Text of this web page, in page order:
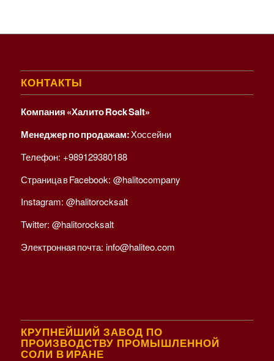
КОНТАКТЫ
Компания «Халито Rock Salt»
Менеджер по продажам:Хоссейни
Телефон: +989129380188
Страница в Facebook: @halitocompany
Instagram: @halitorocksalt
Twitter: @halitorocksalt
Электронная почта: info@haliteo.com
КРУПНЕЙШИЙ ЗАВОД ПО
ПРОИЗВОДСТВУ ПРОМЫШЛЕННОЙ
СОЛИ В ИРАНЕ